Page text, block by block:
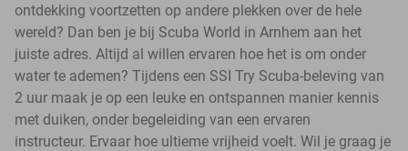
ontdekking voortzetten op andere plekken over de hele
wereld? Dan ben je bij Scuba World in Arnhem aan het
juiste adres. Altijd al willen ervaren hoe het is om onder
water te ademen? Tijdens een SSI Try Scuba-beleving van
2 uur maak je op een leuke en ontspannen manier kennis
met duiken, onder begeleiding van een ervaren
instructeur. Ervaar hoe ultieme vrijheid voelt. Wil je graag je